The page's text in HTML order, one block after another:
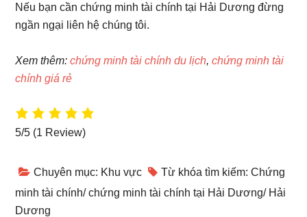
Nếu bạn cần chứng minh tài chính tại Hải Dương đừng
ngần ngại liên hệ chúng tôi.
Xem thêm:chứng minh tài chính du lịch,chứng minh tài
chính giá rẻ
5/5 (1 Review)
Chuyên mục: Khu vực Từ khóa tìm kiếm:Chứng
minh tài chính/chứng minh tài chính tại Hải Dương/ Hải
Dương